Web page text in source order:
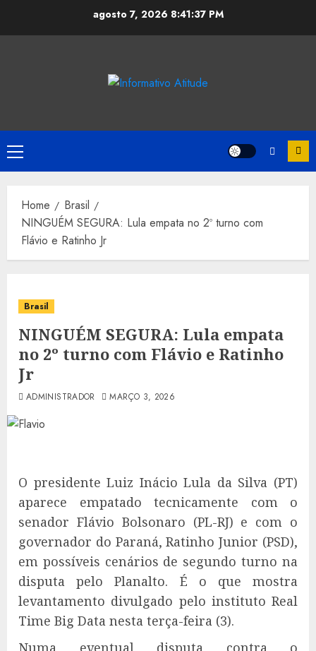
agosto 7, 2026 8:41:37 PM
Primary
Menu
Home
Brasil
NINGUÉM SEGURA: Lula empata no 2º turno com
Flávio e Ratinho Jr
Brasil
NINGUÉM SEGURA: Lula empata
no 2º turno com Flávio e Ratinho
Jr
ADMINISTRADOR MARÇO 3, 2026
O presidente Luiz Inácio Lula da Silva (PT)
aparece empatado tecnicamente com o
senador Flávio Bolsonaro (PL-RJ) e com o
governador do Paraná, Ratinho Junior (PSD),
em possíveis cenários de segundo turno na
disputa pelo Planalto. É o que mostra
levantamento divulgado pelo instituto Real
Time Big Data nesta terça-feira (3).
Numa eventual disputa contra o